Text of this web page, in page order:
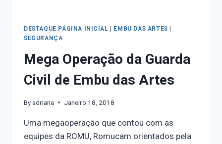
DESTAQUE PÁGINA INICIAL EMBU DAS ARTES
SEGURANÇA
Mega Operação da Guarda
Civil de Embu das Artes
Byadriana Janeiro 18, 2018
Uma megaoperação que contou com as
equipes da ROMU, Romucam orientados pela